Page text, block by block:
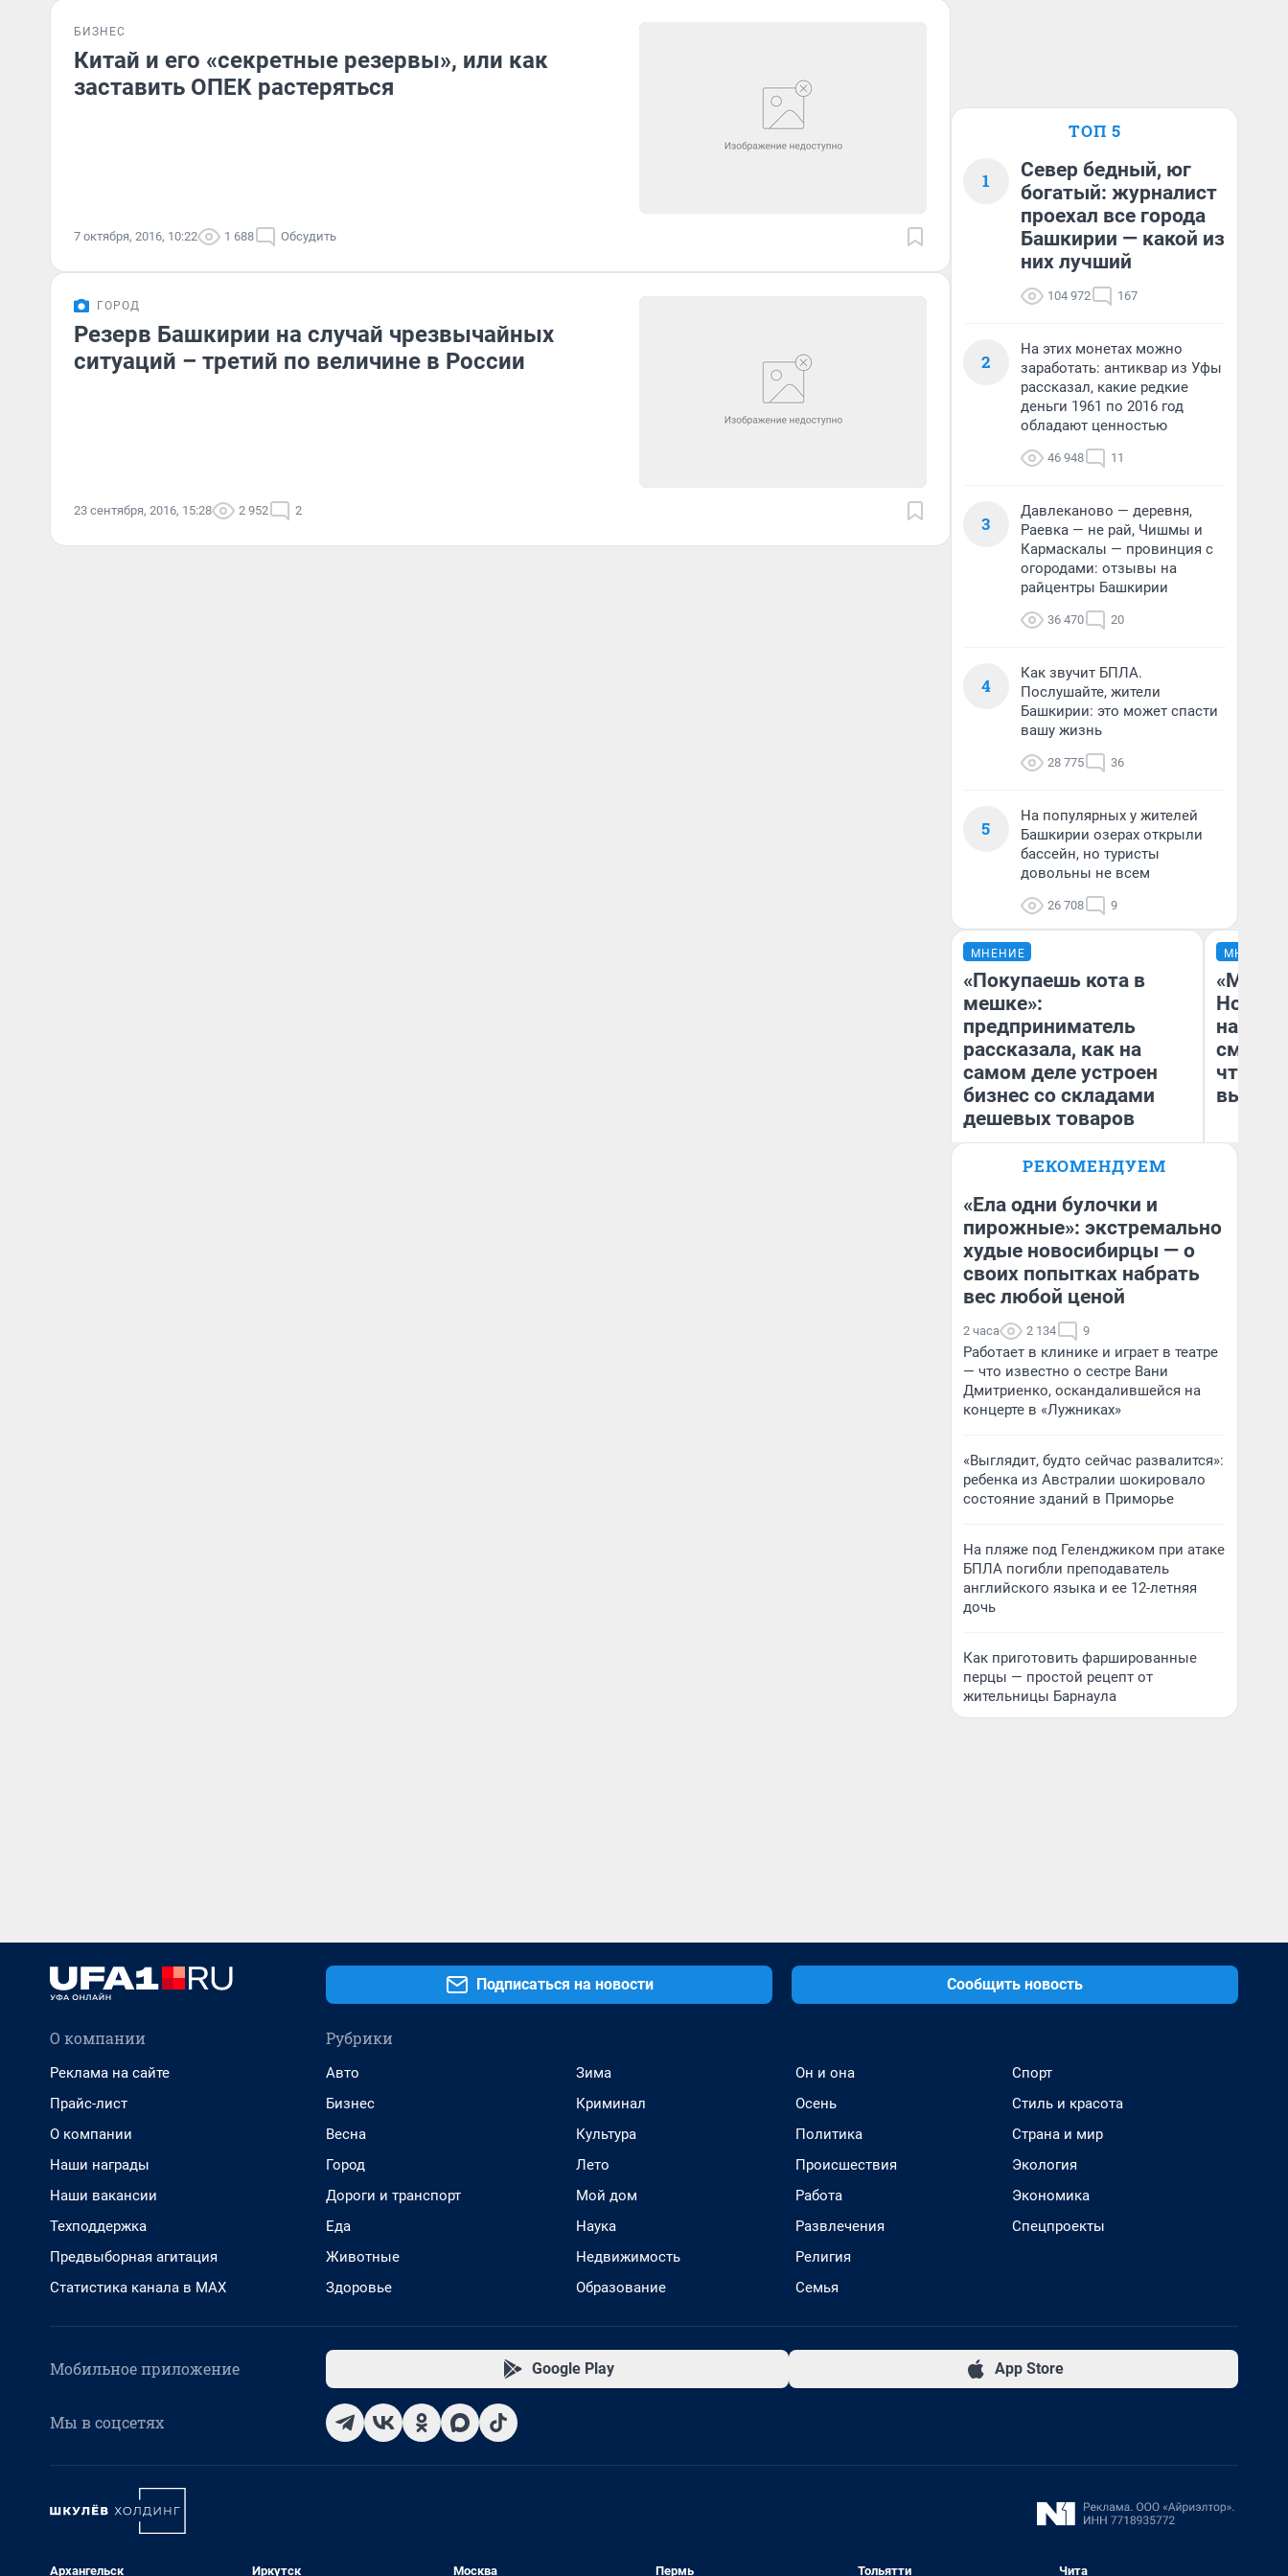
БИЗНЕС
Китай и его «секретные резервы», или как
заставить ОПЕК растеряться
7 октября, 2016, 10:22 1 688 Обсудить
ГОРОД
Резерв Башкирии на случай чрезвычайных
ситуаций – третий по величине в России
23 сентября, 2016, 15:28 2 952 2
ТОП 5
1
Север бедный, юг
богатый: журналист
проехал все города
Башкирии — какой из
них лучший
104 972 167
2
На этих монетах можно
заработать: антиквар из Уфы
рассказал, какие редкие
деньги 1961 по 2016 год
обладают ценностью
46 948 11
3
Давлеканово — деревня,
Раевка — не рай, Чишмы и
Кармаскалы — провинция с
огородами: отзывы на
райцентры Башкирии
36 470 20
4
Как звучит БПЛА.
Послушайте, жители
Башкирии: это может спасти
вашу жизнь
28 775 36
5
На популярных у жителей
Башкирии озерах открыли
бассейн, но туристы
довольны не всем
26 708 9
МНЕНИЕ
«Покупаешь кота в
мешке»:
предприниматель
рассказала, как на
самом деле устроен
бизнес со складами
дешевых товаров
Наталья Шорохова
деньги соцразвития
МНЕНИЕ
«Мы
чтобы
РЕКОМЕНДУЕМ
«Ела одни булочки и
пирожные»: экстремально
худые новосибирцы — о
своих попытках набрать
вес любой ценой
2 часа 2 134 9
Работает в клинике и играет в театре
— что известно о сестре Вани
Дмитриенко, оскандалившейся на
концерте в «Лужниках»
«Выглядит, будто сейчас развалится»:
ребенка из Австралии шокировало
состояние зданий в Приморье
На пляже под Геленджиком при атаке
БПЛА погибли преподаватель
английского языка и ее 12-летняя
дочь
Как приготовить фаршированные
перцы — простой рецепт от
жительницы Барнаула
Подписаться на новости Сообщить новость
О компании
Реклама на сайте
Прайс-лист
О компании
Наши награды
Наши вакансии
Техподдержка
Предвыборная агитация
Статистика канала в MAX
Рубрики
Авто
Бизнес
Весна
Город
Дороги и транспорт
Еда
Животные
Здоровье
Зима
Криминал
Культура
Лето
Мой дом
Наука
Недвижимость
Образование
Он и она
Осень
Политика
Происшествия
Работа
Развлечения
Религия
Семья
Спорт
Стиль и красота
Страна и мир
Экология
Экономика
Спецпроекты
Мобильное приложение Google Play App Store
Мы в соцсетях
Архангельск Иркутск Москва Пермь Тольятти Чита